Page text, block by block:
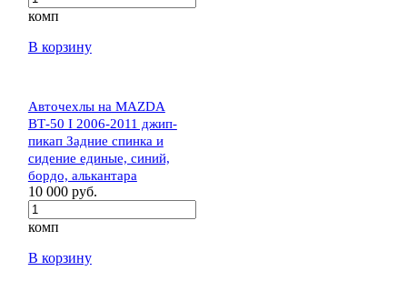
комп
В корзину
Авточехлы на MAZDA
BТ-50 I 2006-2011 джип-
пикап Задние спинка и
сидение единые, синий,
бордо, алькантара
10 000 руб.
комп
В корзину